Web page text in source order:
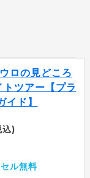
ロの見どころ
ツアー【プラ
イド】
込)
ル無料